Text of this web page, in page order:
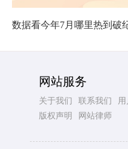
网站服务
关于我们 联系我们
版权声明
网站律师